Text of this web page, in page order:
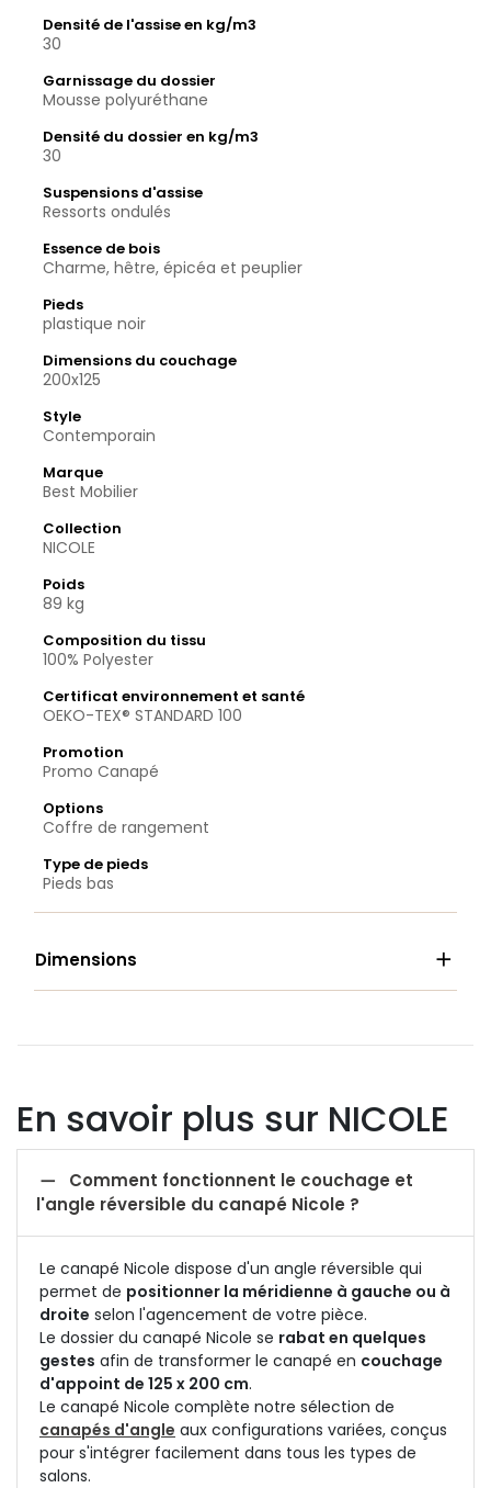
Densité de l'assise en kg/m3
30
Garnissage du dossier
Mousse polyuréthane
Densité du dossier en kg/m3
30
Suspensions d'assise
Ressorts ondulés
Essence de bois
Charme, hêtre, épicéa et peuplier
Pieds
plastique noir
Dimensions du couchage
200x125
Style
Contemporain
Marque
Best Mobilier
Collection
NICOLE
Poids
89 kg
Composition du tissu
100% Polyester
Certificat environnement et santé
OEKO-TEX® STANDARD 100
Promotion
Promo Canapé
Options
Coffre de rangement
Type de pieds
Pieds bas
Dimensions 
En savoir plus sur NICOLE

l'angle réversible du canapé Nicole ?
Le canapé Nicole dispose d'un angle réversible qui
permet de positionner la méridienne à gauche ou à
droite selon l'agencement de votre pièce.
Le dossier du canapé Nicole se rabat en quelques
gestes afin de transformer le canapé en couchage
d'appoint de 125 x 200 cm.
Le canapé Nicole complète notre sélection de
canapés d'angle aux configurations variées, conçus
pour s'intégrer facilement dans tous les types de
salons.